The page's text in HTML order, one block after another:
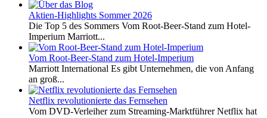
Aktien-Highlights Sommer 2026
Die Top 5 des Sommers Vom Root-Beer-Stand zum Hotel-
Imperium Marriott...
Vom Root-Beer-Stand zum Hotel-Imperium
Marriott International Es gibt Unternehmen, die von Anfang
an groß...
Netflix revolutionierte das Fernsehen
Vom DVD-Verleiher zum Streaming-Marktführer Netflix hat